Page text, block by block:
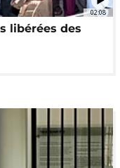
02:08
libérées des